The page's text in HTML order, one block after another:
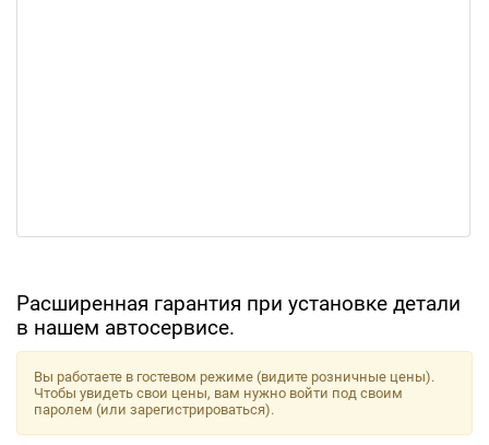
Расширенная гарантия при установке детали
в нашем автосервисе.
Вы работаете в гостевом режиме (видите розничные цены).
Чтобы увидеть свои цены, вам нужно войти под своим
паролем (или зарегистрироваться).